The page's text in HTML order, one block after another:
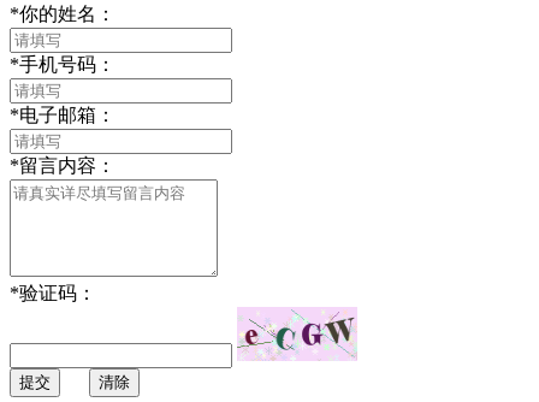
*你的姓名：
*手机号码：
*电子邮箱：
*留言内容：
*验证码：
提交 清除